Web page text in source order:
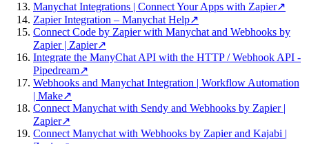
Manychat Integrations | Connect Your Apps with Zapier↗
Zapier Integration – Manychat Help↗
Connect Code by Zapier with Manychat and Webhooks by
Zapier | Zapier↗
Integrate the ManyChat API with the HTTP / Webhook API -
Pipedream↗
Webhooks and Manychat Integration | Workflow Automation
| Make↗
Connect Manychat with Sendy and Webhooks by Zapier |
Zapier↗
Connect Manychat with Webhooks by Zapier and Kajabi |